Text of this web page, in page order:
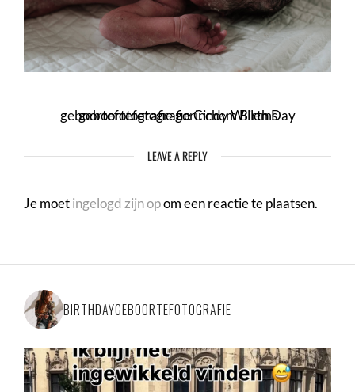
geboortefotografie gorinchem Birth Day geboortefotografie Cindy Willems
LEAVE A REPLY
Je moetingelogd zijn opom een reactie te plaatsen.
BIRTHDAYGEBOORTEFOTOGRAFIE